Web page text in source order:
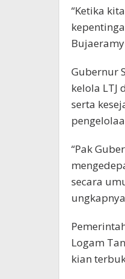
“Ketika
Gubernur
kelola LTJ
serta
“Pak
secara
Logam
kian